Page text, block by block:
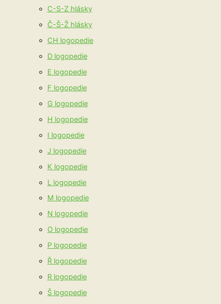
C-S-Z hlásky
Č-Š-Ž hlásky
CH logopedie
D logopedie
E logopedie
F logopedie
G logopedie
H logopedie
I logopedie
J logopedie
K logopedie
L logopedie
M logopedie
N logopedie
O logopedie
P logopedie
Ř logopedie
R logopedie
Š logopedie